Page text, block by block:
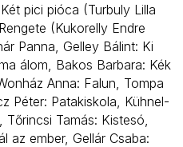
pici pióca (Turbuly Lilla
(Kukorelly Endre
Panna, Gelley Bálint: Ki
álom, Bakos Barbara: Kék
Anna: Falun, Tompa
Péter: Patakiskola, Kühnel-
Tamás: Kistesó,
az ember, Gellár Csaba: